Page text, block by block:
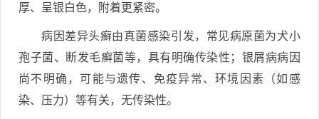
厚、呈银白色，附着更紧密。
病因差异头癣由真菌感染引发，常见病原菌为犬小
孢子菌、断发毛癣菌等，具有明确传染性；银屑病病因
尚不明确，可能与遗传、免疫异常、环境因素（如感
染、压力）等有关，无传染性。